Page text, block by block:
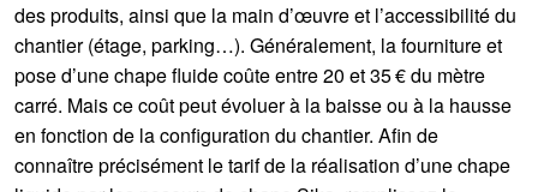
des produits, ainsi que la main d’œuvre et l’accessibilité du
chantier (étage, parking…). Généralement, la fourniture et
pose d’une chape fluide coûte entre 20 et 35 € du mètre
carré. Mais ce coût peut évoluer à la baisse ou à la hausse
en fonction de la configuration du chantier. Afin de
connaître précisément le tarif de la réalisation d’une chape